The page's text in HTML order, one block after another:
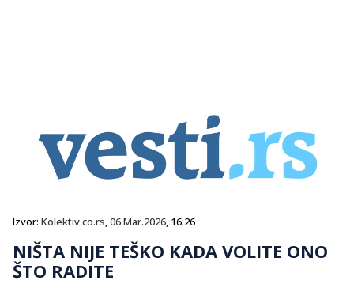
Izvor: Kolektiv.co.rs,06.Mar.2026, 16:26
NIŠTA NIJE TEŠKO KADA VOLITE ONO
ŠTO RADITE